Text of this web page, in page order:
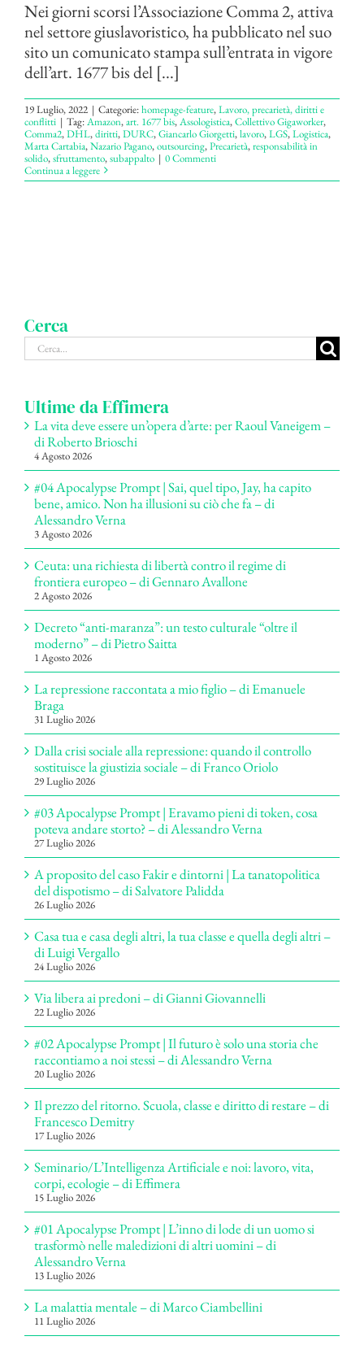
Nei giorni scorsi l’Associazione Comma 2, attiva
nel settore giuslavoristico, ha pubblicato nel suo
sito un comunicato stampa sull’entrata in vigore
dell’art. 1677 bis del [...]
19 Luglio, 2022 | Categorie:homepage-feature,Lavoro, precarietà, diritti e
conflitti | Tag:Amazon,art. 1677 bis,Assologistica,Collettivo Gigaworker,
Comma2,DHL,diritti,DURC,Giancarlo Giorgetti,lavoro,LGS,Logistica,
Marta Cartabia,Nazario Pagano,outsourcing,Precarietà,responsabilità in
solido,sfruttamento,subappalto | 0 Commenti
Continua a leggere
Cerca
Cerca
per:
Ultime da Effimera
La vita deve essere un’opera d’arte: per Raoul Vaneigem –
di Roberto Brioschi
4 Agosto 2026
#04 Apocalypse Prompt | Sai, quel tipo, Jay, ha capito
bene, amico. Non ha illusioni su ciò che fa – di
Alessandro Verna
3 Agosto 2026
Ceuta: una richiesta di libertà contro il regime di
frontiera europeo – di Gennaro Avallone
2 Agosto 2026
Decreto “anti-maranza”: un testo culturale “oltre il
moderno” – di Pietro Saitta
1 Agosto 2026
La repressione raccontata a mio figlio – di Emanuele
Braga
31 Luglio 2026
Dalla crisi sociale alla repressione: quando il controllo
sostituisce la giustizia sociale – di Franco Oriolo
29 Luglio 2026
#03 Apocalypse Prompt | Eravamo pieni di token, cosa
poteva andare storto? – di Alessandro Verna
27 Luglio 2026
A proposito del caso Fakir e dintorni | La tanatopolitica
del dispotismo – di Salvatore Palidda
26 Luglio 2026
Casa tua e casa degli altri, la tua classe e quella degli altri –
di Luigi Vergallo
24 Luglio 2026
Via libera ai predoni – di Gianni Giovannelli
22 Luglio 2026
#02 Apocalypse Prompt | Il futuro è solo una storia che
raccontiamo a noi stessi – di Alessandro Verna
20 Luglio 2026
Il prezzo del ritorno. Scuola, classe e diritto di restare – di
Francesco Demitry
17 Luglio 2026
Seminario/L’Intelligenza Artificiale e noi: lavoro, vita,
corpi, ecologie – di Effimera
15 Luglio 2026
#01 Apocalypse Prompt | L’inno di lode di un uomo si
trasformò nelle maledizioni di altri uomini – di
Alessandro Verna
13 Luglio 2026
La malattia mentale – di Marco Ciambellini
11 Luglio 2026